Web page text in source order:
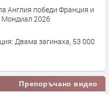
Англия победи Франция и
Мондиал 2026
Двама загинаха, 53 000
Препоръчано видео